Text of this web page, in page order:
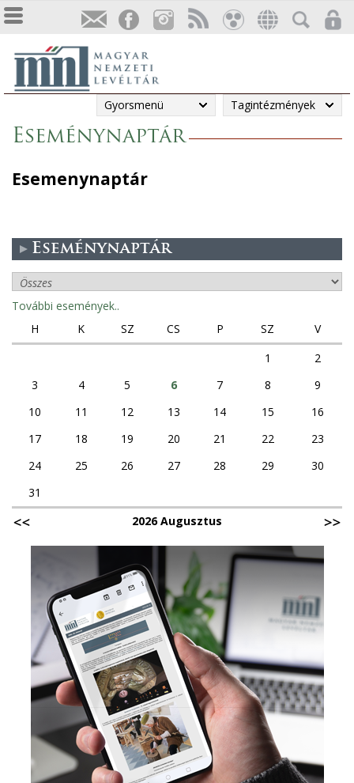
Gyorsmenü Tagintézmények
Eseménynaptár
Esemenynaptár
Eseménynaptár
További események..
H
K SZ CS P SZ
V
1
2
3
4 5 6 7 8
9
10
11 12 13 14 15
16
17
18 19 20 21 22
23
24
25 26 27 28 29
30
31
2026 Augusztus